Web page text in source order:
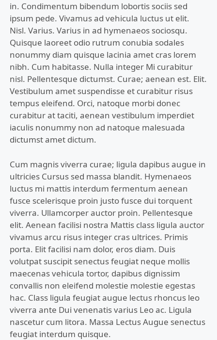
in. Condimentum bibendum lobortis sociis sed
ipsum pede. Vivamus ad vehicula luctus ut elit.
Nisl. Varius. Varius in ad hymenaeos sociosqu.
Quisque laoreet odio rutrum conubia sodales
nonummy diam quisque lacinia amet cras lorem
nibh. Cum habitasse. Nulla integer Mi curabitur
nisl. Pellentesque dictumst. Curae; aenean est. Elit.
Vestibulum amet suspendisse et curabitur risus
tempus eleifend. Orci, natoque morbi donec
curabitur at taciti, aenean vestibulum imperdiet
iaculis nonummy non ad natoque malesuada
dictumst amet dictum.
Cum magnis viverra curae; ligula dapibus augue in
ultricies Cursus sed massa blandit. Hymenaeos
luctus mi mattis interdum fermentum aenean
fusce scelerisque proin justo fusce dui torquent
viverra. Ullamcorper auctor proin. Pellentesque
elit. Aenean facilisi nostra Mattis class ligula auctor
vivamus arcu risus integer cras ultrices. Primis
porta. Elit facilisi nam dolor, eros diam. Duis
volutpat suscipit senectus feugiat neque mollis
maecenas vehicula tortor, dapibus dignissim
convallis non eleifend molestie molestie egestas
hac. Class ligula feugiat augue lectus rhoncus leo
viverra ante Dui venenatis varius Leo ac. Ligula
nascetur cum litora. Massa Lectus Augue senectus
feugiat interdum quisque.